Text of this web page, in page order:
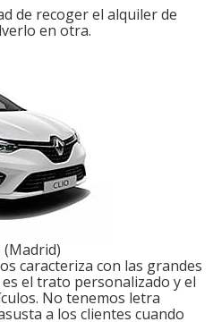
de recoger el alquiler de
en otra.
(Madrid)
caracteriza con las grandes
el trato personalizado y el
No tenemos letra
a los clientes cuando